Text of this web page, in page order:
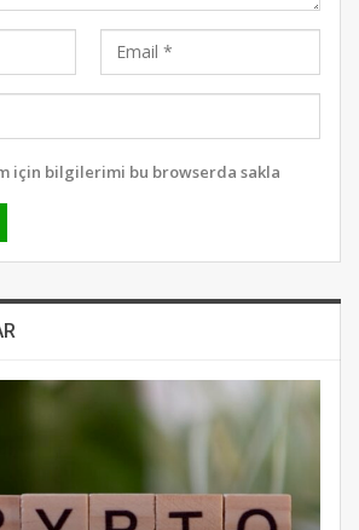
için bilgilerimi bu browserda sakla